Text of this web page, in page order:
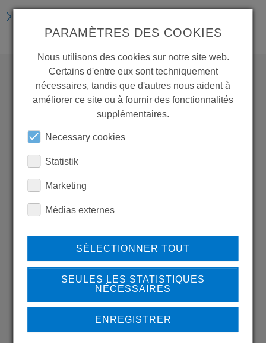
WANT TO SEE
MORE PRODUCTS?
LEARN MORE ABOUT
OUR REFERENCES
PARAMÈTRES DES COOKIES
Nous utilisons des cookies sur notre site web.
Certains d'entre eux sont techniquement
nécessaires, tandis que d'autres nous aident à
améliorer ce site ou à fournir des fonctionnalités
supplémentaires.
Necessary cookies
Statistik
Marketing
Médias externes
SÉLECTIONNER TOUT
SEULES LES STATISTIQUES
NÉCESSAIRES
ENREGISTRER